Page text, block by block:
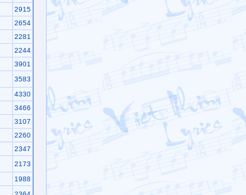
2915
2654
2281
2244
3901
3583
4330
3466
3107
2260
2347
2173
1988